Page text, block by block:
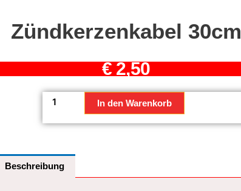
Zündkerzenkabel 30cm
€2,50
Zündkerzenkabel
Menge
In den Warenkorb
Beschreibung